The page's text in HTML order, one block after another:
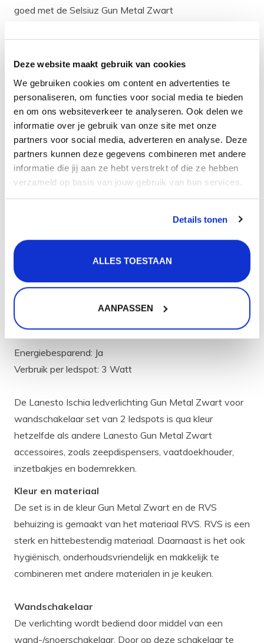
Deze website maakt gebruik van cookies
We gebruiken cookies om content en advertenties te
personaliseren, om functies voor social media te bieden
en om ons websiteverkeer te analyseren. Ook delen we
informatie over je gebruik van onze site met onze
partners voor social media, adverteren en analyse. Deze
partners kunnen deze gegevens combineren met andere
informatie die jij aan ze hebt verstrekt of die ze hebben
verzameld op basis van jouw gebruik van hun services.
Details tonen
ALLES TOESTAAN
AANPASSEN
goed met de Selsiuz Gun Metal Zwart
kranen, de Lanesto Gun Metal Zwart spoelbakken, Gun
Metal Zwart zeepdispensers en Gun Metal Zwart
De ledverlichting is PVD afgewerkt in de kleur Gun
Metal Zwart.
Eigenschappen
Aantal ledspots: 2
Kleur: Gun Metal Zwart
Dimbaar: Nee
Afmeting ledspot (mm): 200 x 70 x 3,5 lengte x breedte
Montagemethode: Opbouw (Onder je keukenkastje)
Materiaal behuizing: RVS
Soort licht: Warm wit
Lichtopbrengst: 450 Lumen
Lichtkleur: 2700 Kelvin
Energiebesparend: Ja
Verbruik per ledspot: 3 Watt
De Lanesto Ischia ledverlichting Gun Metal Zwart voor
wandschakelaar set van 2 ledspots is qua kleur
hetzelfde als andere Lanesto Gun Metal Zwart
accessoires, zoals zeepdispensers, vaatdoekhouder,
inzetbakjes en bodemrekken.
Kleur en materiaal
De set is in de kleur Gun Metal Zwart en de RVS
behuizing is gemaakt van het materiaal RVS. RVS is een
sterk en hittebestendig materiaal. Daarnaast is het ook
hygiënisch, onderhoudsvriendelijk en makkelijk te
combineren met andere materialen in je keuken.
Wandschakelaar
De verlichting wordt bediend door middel van een
wand-/snoerschakelaar. Door op deze schakelaar te